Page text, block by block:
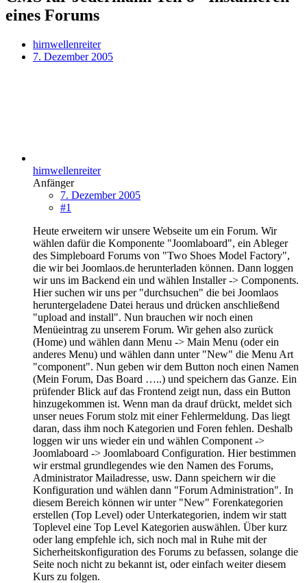
eines Forums
hirnwellenreiter
7. Dezember 2005
hirnwellenreiter
Anfänger
7. Dezember 2005
#1
Heute erweitern wir unsere Webseite um ein Forum. Wir
wählen dafür die Komponente "Joomlaboard", ein Ableger
des Simpleboard Forums von "Two Shoes Model Factory",
die wir bei Joomlaos.de herunterladen können. Dann loggen
wir uns im Backend ein und wählen Installer -> Components.
Hier suchen wir uns per "durchsuchen" die bei Joomlaos
heruntergeladene Datei heraus und drücken anschließend
"upload and install". Nun brauchen wir noch einen
Menüeintrag zu unserem Forum. Wir gehen also zurück
(Home) und wählen dann Menu -> Main Menu (oder ein
anderes Menu) und wählen dann unter "New" die Menu Art
"component". Nun geben wir dem Button noch einen Namen
(Mein Forum, Das Board …..) und speichern das Ganze. Ein
prüfender Blick auf das Frontend zeigt nun, dass ein Button
hinzugekommen ist. Wenn man da drauf drückt, meldet sich
unser neues Forum stolz mit einer Fehlermeldung. Das liegt
daran, dass ihm noch Kategorien und Foren fehlen. Deshalb
loggen wir uns wieder ein und wählen Component ->
Joomlaboard -> Joomlaboard Configuration. Hier bestimmen
wir erstmal grundlegendes wie den Namen des Forums,
Administrator Mailadresse, usw. Dann speichern wir die
Konfiguration und wählen dann "Forum Administration". In
diesem Bereich können wir unter "New" Forenkategorien
erstellen (Top Level) oder Unterkategorien, indem wir statt
Toplevel eine Top Level Kategorien auswählen. Über kurz
oder lang empfehle ich, sich noch mal in Ruhe mit der
Sicherheitskonfiguration des Forums zu befassen, solange die
Seite noch nicht zu bekannt ist, oder einfach weiter diesem
Kurs zu folgen.